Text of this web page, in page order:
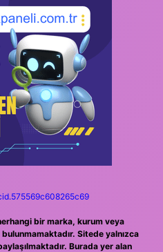
bir marka, kurum veya
Sitede yalnızca
Burada yer alan